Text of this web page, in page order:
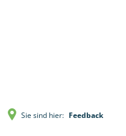
Sie sind hier: Feedback